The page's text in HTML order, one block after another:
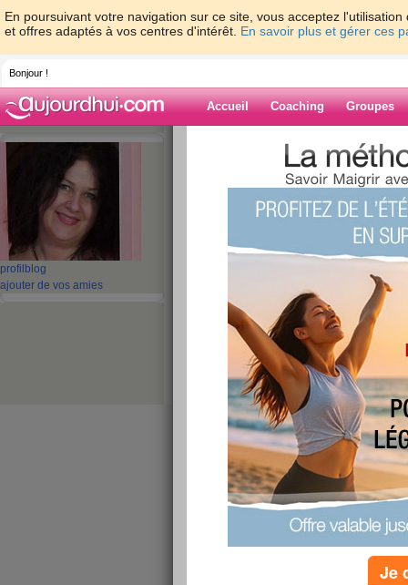
En poursuivant votre navigation sur ce site, vous acceptez
et offres adaptés à vos centres d'intérêt. En savoir plus et gérer ces
Bonjour !
Accueil Coaching Groupes
profil blog
ajouter de vos amies
> Doubidouwah
Blog de
21 - 30 31 - 40 41 - 50 51 -
‹ Préc. 31 32 33 34 35
ALEEEEERTE
publié le 19/02/2010 à 19:40
Je